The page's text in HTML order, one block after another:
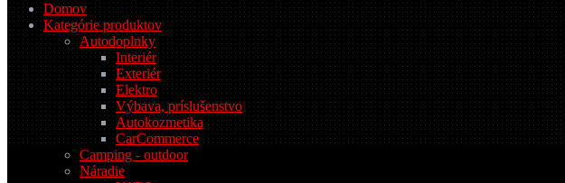
Domov
Kategórie produktov
Autodoplnky
Interiér
Exteriér
Elektro
Výbava, príslušenstvo
Autokozmetika
CarCommerce
Camping - outdoor
Náradie